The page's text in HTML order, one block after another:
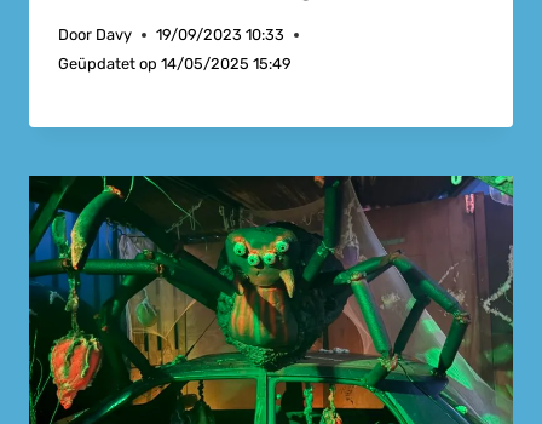
Door Davy
19/09/2023 10:33
Geüpdatet op 14/05/2025 15:49